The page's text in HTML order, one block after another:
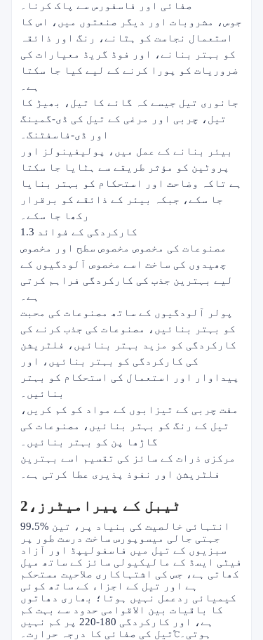
صفائی اور فاسفورس سے پاک کرنا۔
جوس، مشروبات اور دیگر صنعتوں میں، اس کا
استعمال نجاست کو ہٹانے، رنگ اور ذائقہ
کو بہتر بنانے، اور فوڈ گریڈ معیارات کی
ضروریات کو پورا کرنے کے لیے کیا جا سکتا
ہے۔
جانوری تیل جیسے کہ گائے کا تیل، بھیڑ کا
تیل، چربی اور مرغی کے تیل کی ڈی-گمینگ
اور ڈی-فاسفٹنگ۔
بیئر بنانے کے عمل میں، پولیفینولز اور
پروٹین کو مؤثر طریقے سے ہٹایا جا سکتا
ہے تاکہ وضاحت اور استحکام کو بہتر بنایا
جا سکے، جبکہ بیئر کے ذائقے کو برقرار
رکھا جا سکے۔
1.3 کارکردگی کے فوائد
مصنوعات کی مخصوص مخصوص سطح اور مخصوص
چھیدوں کی ساخت اسے مخصوص آلودگیوں کے
لیے بہترین جذب کی کارکردگی فراہم کرتی
ہے۔
پولر آلودگیوں کے ساتھ مصنوعات کی محبت
کو بہتر بنائیں، مصنوعات کی جذب کرنے کی
کارکردگی کو مزید بہتر بنائیں، فلٹریشن
کی کارکردگی کو بہتر بنائیں، اور
پیداوار اور استعمال کی استحکام کو بہتر
بنائیں۔
مفت چربی کے تیزابوں کے مواد کو کم کریں،
تیل کے رنگ کو بہتر بنائیں، مصنوعات کی
گاڑھا پن کو بہتر بنائیں۔
مرکزی ذرات کے سائز کی تقسیم اسے بہترین
فلٹریشن اور نفوذ پذیری عطا کرتی ہے۔
2، ٹیبل کے پیرامیٹرز
99.5% انتہائی خالصیت کی بنیاد پر، تین
جہتی جالی میسوپورس ساخت درست طور پر
سبزیوں کے تیل میں فاسفولیپڈ اور آزاد
فیٹی ایسڈ کے مالیکیولی سائز کے ساتھ میل
کھاتی ہے، جس کی اشتہاکاری صلاحیت مستحکم
ہے اور تیل کے اجزاء کے ساتھ کوئی
کیمیائی ردعمل نہیں ہوتا؛ بھاری دھاتوں
کا باقیات بین الاقوامی حدود سے بہت کم
ہے، اور کارکردگی 180-220 پر کم نہیں
ہوتی۔ ℃تیل کی صفائی کا درجہ حرارت۔